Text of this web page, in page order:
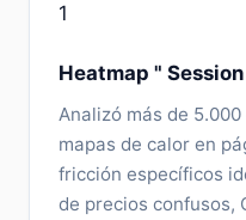
1
Heatmap "
Analizó más de
mapas de calor en
fricción específicos
de precios confusos,